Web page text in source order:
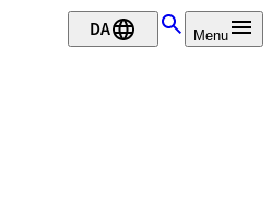
DA Menu